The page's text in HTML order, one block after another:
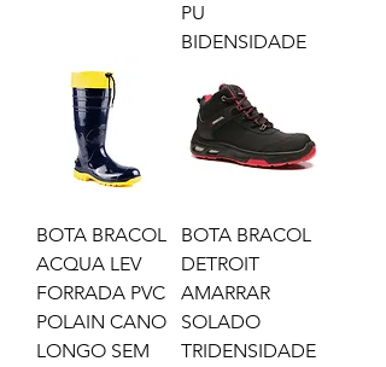
PU
BIDENSIDADE
BOTA BRACOL
ACQUA LEV
FORRADA PVC
POLAIN CANO
LONGO SEM
BOTA BRACOL
DETROIT
AMARRAR
SOLADO
TRIDENSIDADE